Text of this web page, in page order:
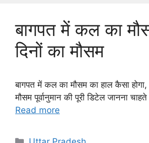
बागपत में कल का
दिनों का मौसम
बागपत में कल का मौसम का हाल कैसा
मौसम पूर्वानुमान की पूरी डिटेल जानना
Read more
Categories